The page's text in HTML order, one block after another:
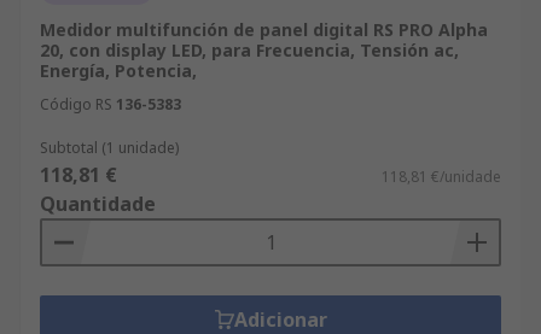
Medidor multifunción de panel digital RS PRO Alpha
20, con display LED, para Frecuencia, Tensión ac,
Energía, Potencia,
Código RS 136-5383
Subtotal (1 unidade)
118,81 € 118,81 €/unidade
Quantidade
Adicionar